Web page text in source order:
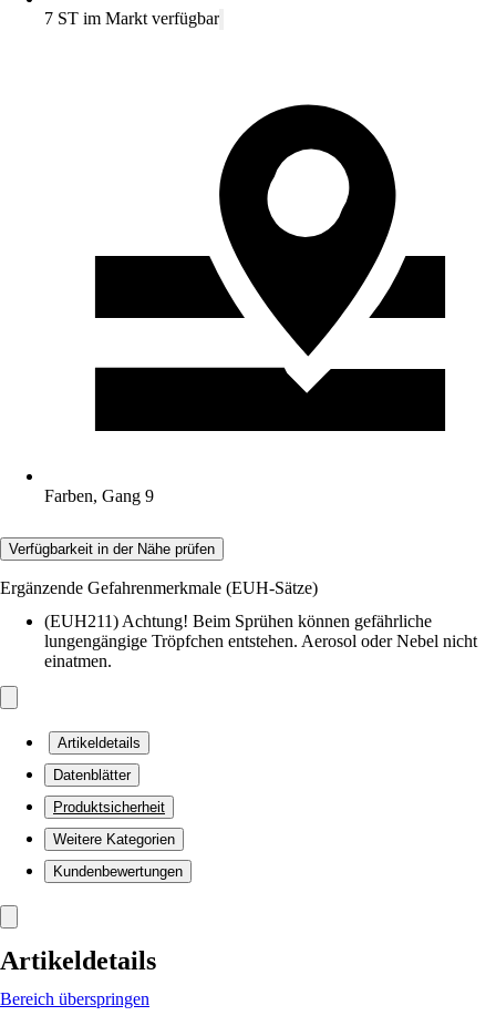
7 ST im Markt verfügbar
Farben, Gang 9
Verfügbarkeit in der Nähe prüfen
Ergänzende Gefahrenmerkmale (EUH-Sätze)
(EUH211) Achtung! Beim Sprühen können gefährliche
lungengängige Tröpfchen entstehen. Aerosol oder Nebel nicht
einatmen.
Artikeldetails
Datenblätter
Produktsicherheit
Weitere Kategorien
Kundenbewertungen
Artikeldetails
Bereich überspringen